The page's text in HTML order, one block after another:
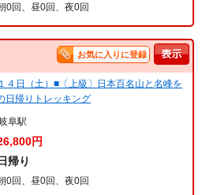
0回、昼0回、夜0回
お気に入りに登録
４日（土）■〔上級〕日本百名山と名峰を
帰りトレッキング
阜駅
円
日帰り
0回、昼0回、夜0回